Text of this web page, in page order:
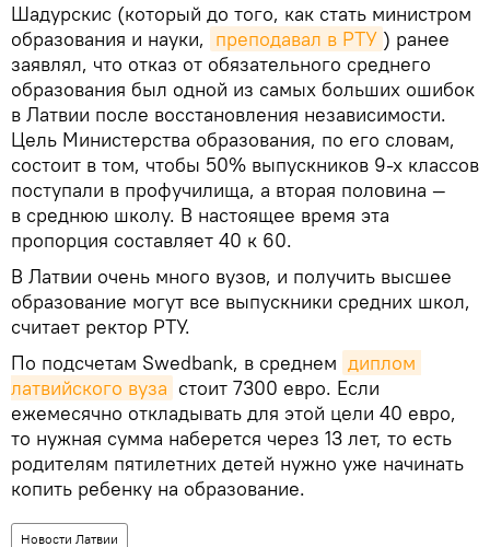
Шадурскис (который до того, как стать министром
образования и науки, преподавал в РТУ ) ранее
заявлял, что отказ от обязательного среднего
образования был одной из самых больших ошибок
в Латвии после восстановления независимости.
Цель Министерства образования, по его словам,
состоит в том, чтобы 50% выпускников 9-х классов
поступали в профучилища, а вторая половина —
в среднюю школу. В настоящее время эта
пропорция составляет 40 к 60.
В Латвии очень много вузов, и получить высшее
образование могут все выпускники средних школ,
считает ректор РТУ.
По подсчетам Swedbank, в среднем диплом
латвийского вуза стоит 7300 евро. Если
ежемесячно откладывать для этой цели 40 евро,
то нужная сумма наберется через 13 лет, то есть
родителям пятилетних детей нужно уже начинать
копить ребенку на образование.
Новости Латвии